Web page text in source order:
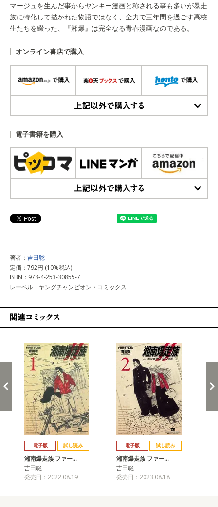
マージュを生んだ事からヤンキー漫画と称される事も多いが暴走
族に特化して描かれた物語ではなく、全力で三年間を過ごす高校
生たちを綴った、『湘爆』は完全なる青春漫画なのである。
オンライン書店で購入
電子書籍を購入
著者： 吉田聡
定価：792円 (10%税込)
ISBN：978-4-253-30855-7
レーベル：ヤングチャンピオン・コミックス
電子版 試し読み
湘南爆走族 ファー…
吉田聡
発売日：2022.08.19
電子版 試し読み
湘南爆走族 ファー…
吉田聡
発売日：2023.08.18